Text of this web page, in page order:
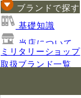
ブランドで探す
基礎知識
当店について
ご利用ガイド
ミリタリーショップ
取扱ブランド一覧